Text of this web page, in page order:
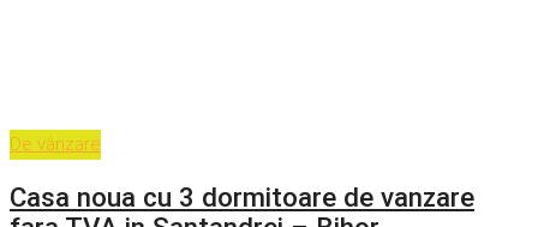
De vânzare
Casa noua cu 3 dormitoare de vanzare